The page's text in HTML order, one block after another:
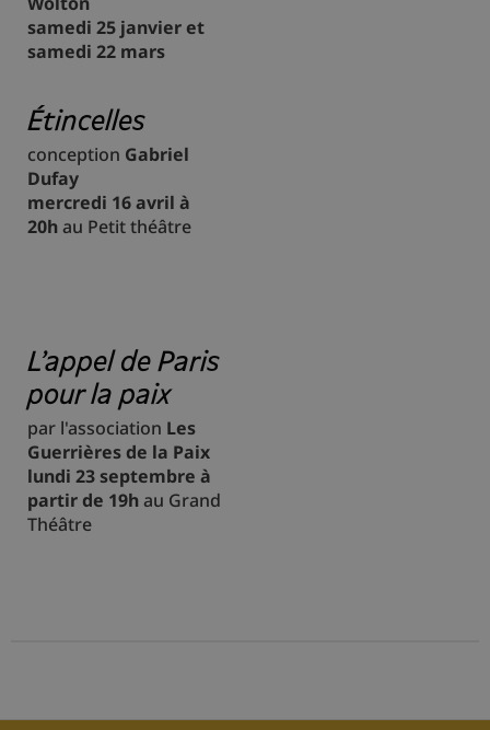
samedi 25 janvier et
samedi 22 mars
Étincelles
conception Gabriel
Dufay
mercredi 16 avril à
20hau Petit théâtre
L'appel de Paris
pour la paix
par l'association Les
Guerrières de la Paix
lundi 23 septembre à
partir de 19hau Grand
Théâtre